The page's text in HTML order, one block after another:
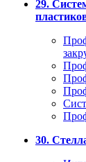
29.
30.